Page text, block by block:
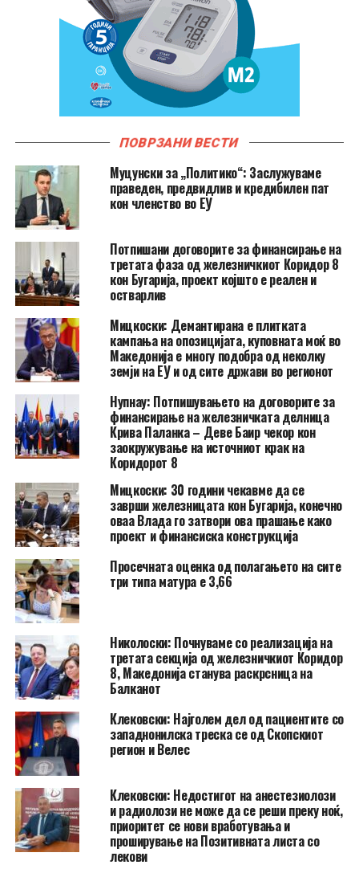
ПОВРЗАНИ ВЕСТИ
Муцунски за „Политико“: Заслужуваме
праведен, предвидлив и кредибилен пат
кон членство во ЕУ
Потпишани договорите за финансирање на
третата фаза од железничкиот Коридор 8
кон Бугарија, проект којшто е реален и
остварлив
Мицкоски: Демантирана е плитката
кампања на опозицијата, куповната моќ во
Македонија е многу подобра од неколку
земји на ЕУ и од сите држави во регионот
Нупнау: Потпишувањето на договорите за
финансирање на железничката делница
Крива Паланка – Деве Баир чекор кон
заокружување на источниот крак на
Коридорот 8
Мицкоски: 30 години чекавме да се
заврши железницата кон Бугарија, конечно
оваа Влада го затвори ова прашање како
проект и финансиска конструкција
Просечната оценка од полагањето на сите
три типа матура е 3,66
Николоски: Почнуваме со реализација на
третата секција од железничкиот Коридор
8, Македонија станува раскрсница на
Балканот
Клековски: Најголем дел од пациентите сo
западнонилска треска се од Скопскиот
регион и Велес
Клековски: Недостигот на анестезиолози
и радиолози не може да се реши преку ноќ,
приоритет се нови вработувања и
проширување на Позитивната листа со
лекови